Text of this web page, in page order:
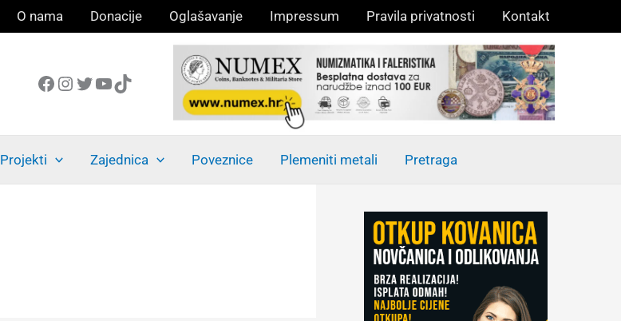
O nama Donacije Oglašavanje Impressum Pravila privatnosti Kontakt
Facebook
Instagram
Twitter
YouTube
TikTok
Projekti Zajednica Poveznice Plemeniti metali Pretraga